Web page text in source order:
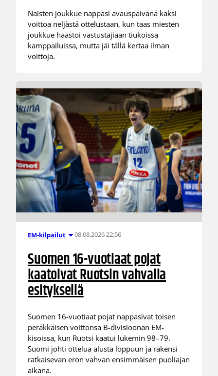
Naisten joukkue nappasi avauspäivänä kaksi
voittoa neljästä ottelustaan, kun taas miesten
joukkue haastoi vastustajiaan tiukoissa
kamppailuissa, mutta jäi tällä kertaa ilman
voittoja.
EM-kilpailut 08.08.2026 22:56
Suomen 16-vuotiaat pojat
kaatoivat Ruotsin vahvalla
esityksellä
Suomen 16-vuotiaat pojat nappasivat toisen
peräkkäisen voittonsa B-divisioonan EM-
kisoissa, kun Ruotsi kaatui lukemin 98–79.
Suomi johti ottelua alusta loppuun ja rakensi
ratkaisevan eron vahvan ensimmäisen puoliajan
aikana.